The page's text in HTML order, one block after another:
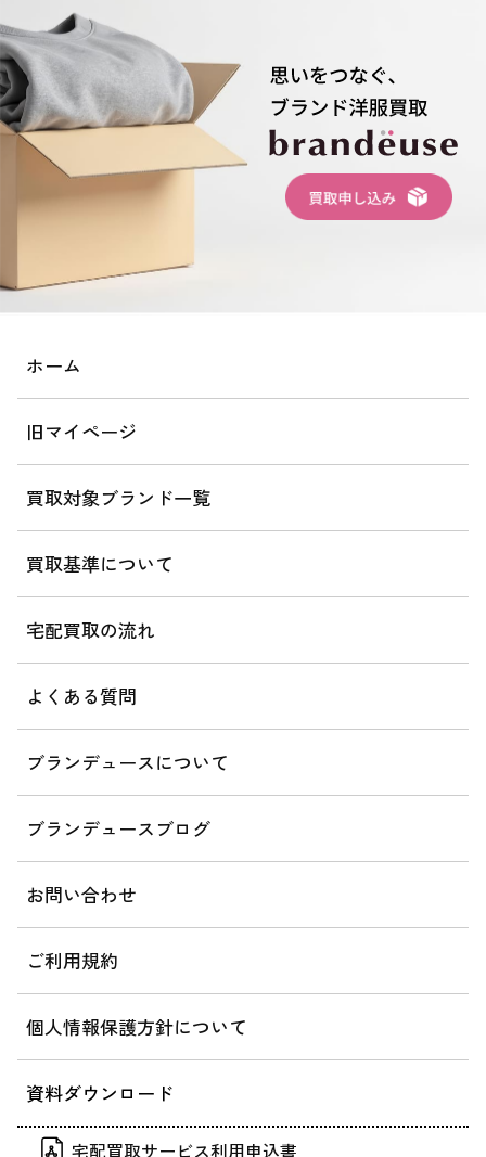
ホーム
旧マイページ
買取対象ブランド一覧
買取基準について
宅配買取の流れ
よくある質問
ブランデュースについて
ブランデュースブログ
お問い合わせ
ご利用規約
個人情報保護方針について
資料ダウンロード
宅配買取サービス利用申込書